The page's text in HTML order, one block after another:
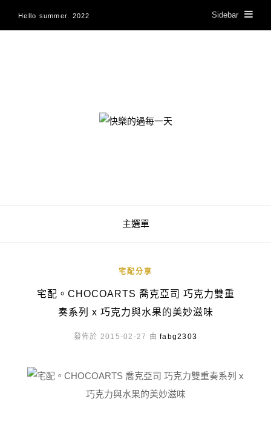
Hello summer. 2022 Sidebar
快樂的過每一天
主選單
宅配分享
宅配。CHOCOARTS 喬克亞司 巧克力雙重
奏系列 x 巧克力與水果的美妙滋味
發佈於 2015-02-27 由fabg2303